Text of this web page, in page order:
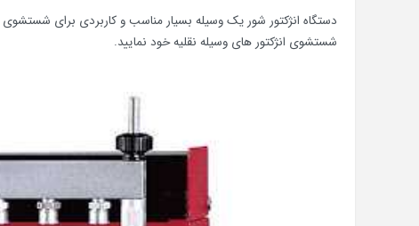
دستگاه انژکتور شور یک وسیله بسیار مناسب و کاربردی برای شستشوی
شستشوی انژکتور های وسیله نقلیه خود نمایید.